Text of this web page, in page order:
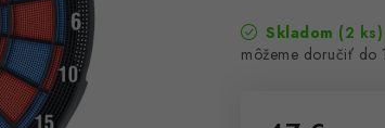
Skladom (2 ks)